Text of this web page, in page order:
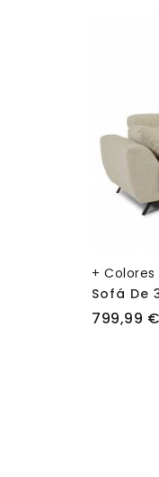
+ Colores
Sofá De
Precio
799,99 €